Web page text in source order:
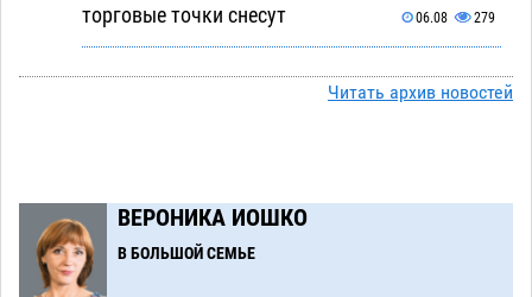
торговые точки снесут
06.08 279
на новой серебряной монете Банка России
в музее Пушкина в Москве
06.08 214
13:50
Мэрия Астрахани переводит городские
зеленые зоны на автоматический полив
Читать архив новостей
ВЕРОНИКА ИОШКО
В БОЛЬШОЙ СЕМЬЕ